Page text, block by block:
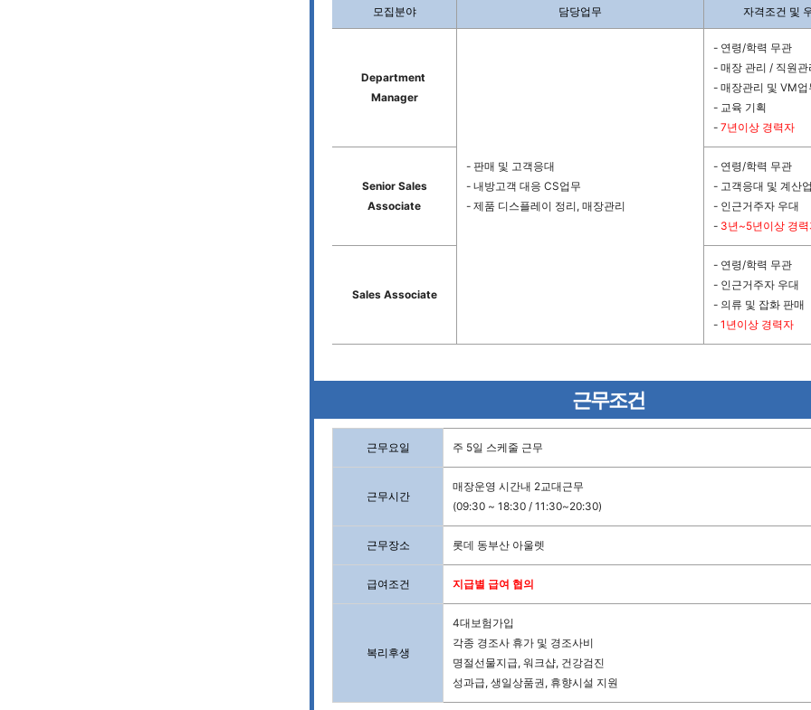
모집분야 담당업무 자격조건 및
Department
Manager
- 판매 및 고객응대
- 내방고객 대응 CS업무
- 제품 디스플레이 정리, 매장관리
- 연령/학력 무관
- 매장 관리 / 직원
- 매장관리 및 VM
- 교육 기획
- 7년이상 경력자
Senior Sales
Associate
- 연령/학력 무관
- 고객응대 및 계산
- 인근거주자 우대
- 3년~5년이상 경력
Sales Associate
- 연령/학력 무관
- 인근거주자 우대
- 의류 및 잡화 판매
- 1년이상 경력자
근무조건
근무요일 주 5일 스케줄 근무
근무시간
매장운영 시간내 2교대근무
(09:30 ~ 18:30 / 11:30~20:30)
근무장소 롯데 동부산 아울렛
급여조건 지급별 급여 협의
복리후생
4대보험가입
각종 경조사 휴가 및 경조사비
명절선물지급, 워크샵, 건강검진
성과급, 생일상품권, 휴향시설 지원